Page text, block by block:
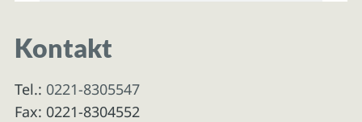
Kontakt
Tel.: 0221-8305547
Fax: 0221-8304552